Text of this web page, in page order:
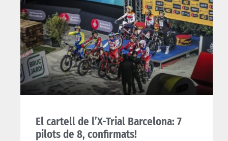
El cartell de l’X-Trial Barcelona: 7
pilots de 8, confirmats!